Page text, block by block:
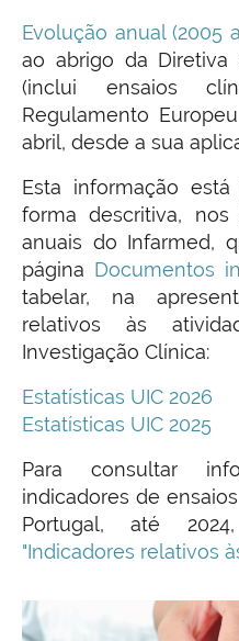
Evolução anual (2005
ao abrigo da
(inclui ensaios
Regulamento
abril, desde a sua
Esta informação
forma descritiva, nos
anuais do Infarmed,
página Documentos
tabelar, na
relativos às
Investigação Clínica:
Estatísticas UIC 2026
Estatísticas UIC 2025
Para consultar
indicadores de
Portugal, até
"Indicadores relativos